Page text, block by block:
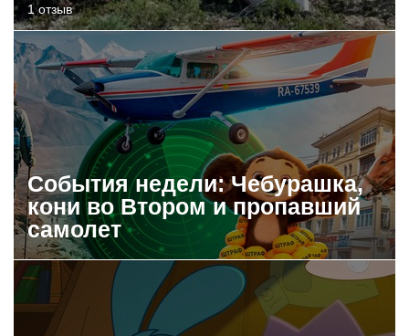
1 отзыв
События недели: Чебурашка,
кони во Втором и пропавший
самолет